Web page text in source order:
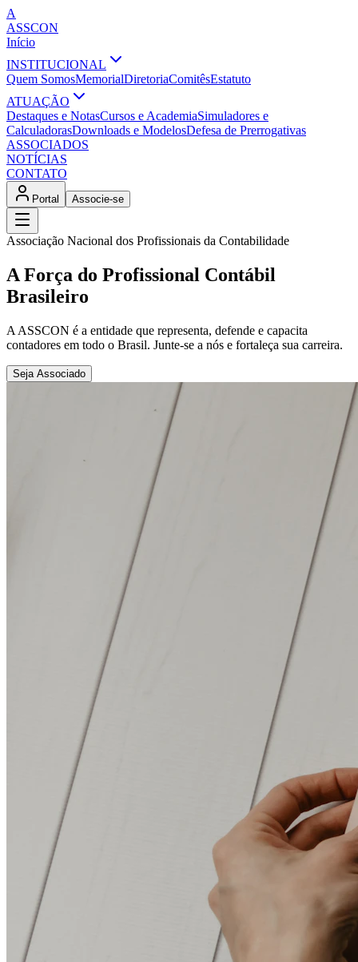
A
ASSCON
Início
INSTITUCIONAL
Quem SomosMemorialDiretoriaComitêsEstatuto
ATUAÇÃO
Destaques e NotasCursos e AcademiaSimuladores e
CalculadorasDownloads e ModelosDefesa de Prerrogativas
ASSOCIADOS
NOTÍCIAS
CONTATO
Portal Associe-se
Associação Nacional dos Profissionais da Contabilidade
A Força do Profissional Contábil
Brasileiro
A ASSCON é a entidade que representa, defende e capacita
contadores em todo o Brasil. Junte-se a nós e fortaleça sua carreira.
Seja Associado